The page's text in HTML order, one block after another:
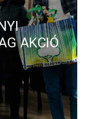
AKCIÓ